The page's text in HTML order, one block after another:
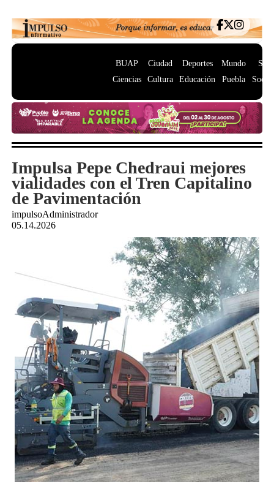
BUAP
Ciencias
Ciudad
Cultura
Deportes
Educación
Mundo
Puebla
Impulsa Pepe Chedraui mejores
vialidades con el Tren Capitalino
de Pavimentación
impulsoAdministrador
05.14.2026